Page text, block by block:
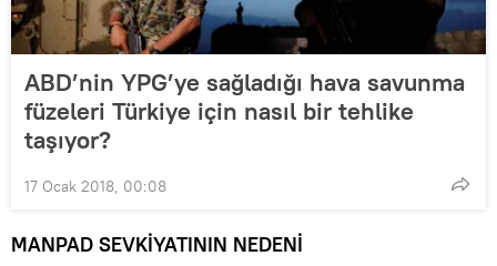
ABD’nin YPG’ye sağladığı hava savunma
füzeleri Türkiye için nasıl bir tehlike
taşıyor?
17 Ocak 2018, 00:08
MANPAD SEVKİYATININ NEDENİ